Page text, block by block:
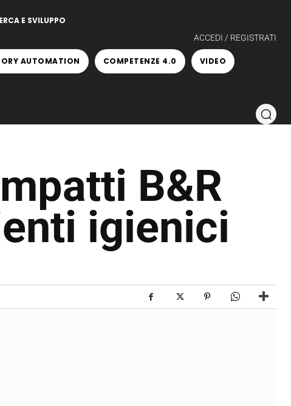
E SVILUPPO
ACCEDI / REGISTRATI
AUTOMATION COMPETENZE 4.0 VIDEO
B&R
igienici